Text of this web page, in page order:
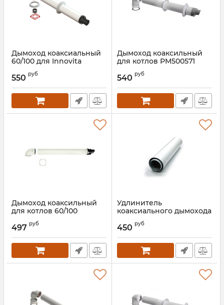
Дымоход коаксиальный
60/100 для Innovita
PARMA
Артикул:
550 руб
Дымоход коаксильный
для котлов РМ500571
конденсационный Kober
Артикул:
540 руб
Дымоход коаксильный
для котлов 60/100
Immergas
Артикул:
497 руб
Удлинитель
коаксиального дымохода
для традиц. котлов
длина 1000мм 60/100
Артикул: 00000026457
450 руб